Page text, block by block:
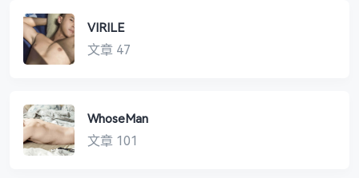
VIRILE
文章 47
WhoseMan
文章 101